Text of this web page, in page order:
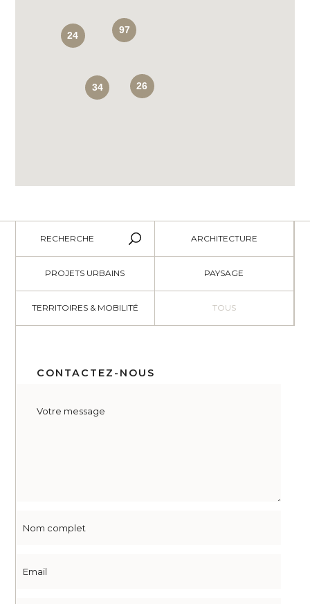
34
97
24
26
RECHERCHE ARCHITECTURE
PROJETS URBAINS PAYSAGE
TERRITOIRES & MOBILITÉ TOUS
CONTACTEZ-NOUS